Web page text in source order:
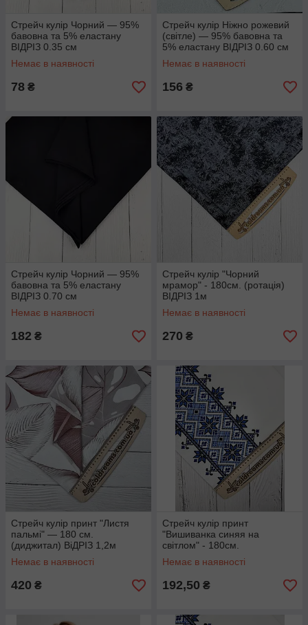
Стрейч кулір Чорний — 95%
бавовна та 5% еластану
ВІДРІЗ 0.35 см
Немає в наявності
78 ₴
Стрейч кулір Ніжно рожевий
(світле) — 95% бавовна та
5% еластану ВІДРІЗ 0.60 см
Немає в наявності
156 ₴
Стрейч кулір Чорний — 95%
бавовна та 5% еластану
ВІДРІЗ 0.70 см
Немає в наявності
182 ₴
Стрейч кулір "Чорний
мрамор" - 180см. (ротація)
ВІДРІЗ 1м
Немає в наявності
270 ₴
Стрейч кулір принт "Листя
пальмі" — 180 см.
(диджитал) ВіДРІЗ 1,2м
Немає в наявності
420 ₴
Стрейч кулір принт
"Вишиванка синяя на
світлом" - 180см.
(діджитал)ВІДРІЗ 0.55см
Немає в наявності
192,50 ₴